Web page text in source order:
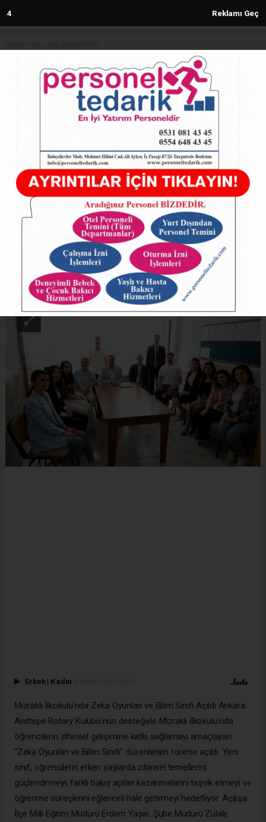
3 Reklamı Geç
Anasayfa EĞİTİM
Mızraklı İlkokulu’nda Zeka Oyunları
ve Bilim Sınıfı Açıldı
(Sovtna) - Sovtna Haber Gazetesi | 01.05.2025 - 00:25, Güncelleme:
01.05.2025 - 00:25
19304+ kez okundu.
Mızraklı İlkokulu’nda Zeka Oyunları ve Bilim Sınıfı
ABONE OL
Erkek | Kadın
Mızraklı İlkokulu’nda Zeka Oyunları ve Bilim Sınıfı Açıldı Ankara
Anıttepe Rotary Kulübü’nün desteğiyle Mızraklı İlkokulu’nda
öğrencilerin zihinsel gelişimine katkı sağlamayı amaçlayan
“Zeka Oyunları ve Bilim Sınıfı” düzenlenen törenle açıldı. Yeni
sınıf, öğrencilerin erken yaşlarda zihinsel temellerini
güçlendirmeyi, farklı bakış açıları kazanmalarını teşvik etmeyi ve
öğrenme süreçlerini eğlenceli hale getirmeyi hedefliyor. Açılışa
İlçe Milli Eğitim Müdürü Erdem Yaşar, Şube Müdürü Zülale